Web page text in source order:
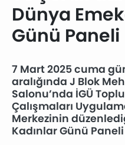
Dünya
Günü Paneli
7 Mart 2025 cuma
aralığında J Blok
Salonu’nda İGÜ
Çalışmaları
Merkezinin
Kadınlar Günü